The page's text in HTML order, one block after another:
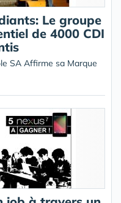
Le groupe
de 4000 CDI
SA Affirme sa Marque